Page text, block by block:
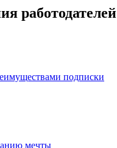
работодателей
подписки
мечты